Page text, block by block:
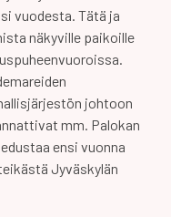
vuodesta. Tätä ja
näkyville paikoille
johtoon
mm. Palokan
ensi vuonna
Jyväskylän